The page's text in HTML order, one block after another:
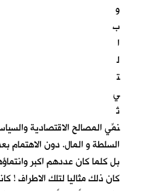
و
ب
ا
ل
ت
ي
تُ
نمِّي المصالح الاقتصادية
السلطة و المال. دون الاهتمام
بل كلما كان عددهم اكبر
كان ذلك مثاليا لتلك الاطراف !